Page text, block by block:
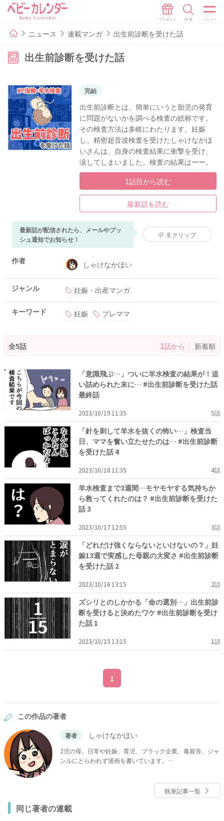
ニュース 連載マンガ 出生前診断を受けた話
出生前診断を受けた話
完結
出生前診断とは、簡単にいうと胎児の発育
に問題がないかを調べる検査の総称です。
その検査方法は多岐にわたります。妊娠
し、精密超音波検査を受けたしゃけなかほ
いさんは、自身の検査結果に衝撃を受け、
涙してしまいました。検査の結果はーー。
1話目から読む
最新話を読む
最新話が配信されたら、メールやプッ
シュ通知でお知らせ！
8 クリップ
作者 しゃけなかほい
ジャンル 妊娠・出産マンガ
キーワード 妊娠 プレママ
全5話 1話から 新着順
「意識飛ぶ…」ついに羊水検査の結果が！追
い詰められた末に… #出生前診断を受けた話
最終話
2023/10/19 11:35 5話
「針を刺して羊水を抜くの怖い…」検査当
日、ママを奮い立たせたのは… #出生前診断
を受けた話 4
2023/10/18 11:35 4話
羊水検査まで3週間…モヤモヤする気持ちか
ら救ってくれたのは？ #出生前診断を受けた
話 3
2023/10/17 12:55 3話
「どれだけ強くならないといけないの？」妊
娠13週で実感した母親の大変さ #出生前診断
を受けた話 2
2023/10/16 13:15 2話
ズシリとのしかかる「命の選別…」出生前診
断を受けると決めたワケ #出生前診断を受け
た話 1
2023/10/15 13:15 1話
1
この作品の著者
著者 しゃけなかほい
2児の母。日常や妊娠、育児、ブラック企業、毒親等、ジャ
ンルにとらわれず漫画を書いています。
執筆記事一覧
同じ著者の連載